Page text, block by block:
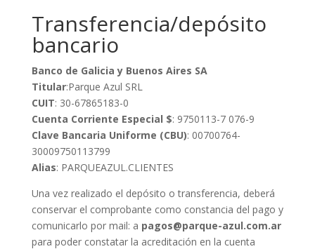
Transferencia/depósito
bancario
Banco de Galicia y Buenos Aires SA
Titular:Parque Azul SRL
CUIT: 30-67865183-0
Cuenta Corriente Especial $: 9750113-7 076-9
Clave Bancaria Uniforme (CBU): 00700764-
30009750113799
Alias: PARQUEAZUL.CLIENTES
Una vez realizado el depósito o transferencia, deberá
conservar el comprobante como constancia del pago y
comunicarlo por mail: a pagos@parque-azul.com.ar
para poder constatar la acreditación en la cuenta